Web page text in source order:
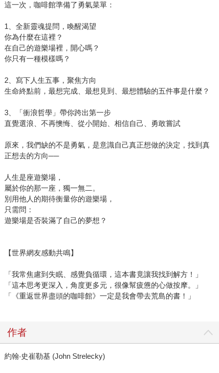
這一次，咖啡館準備了勇氣菜單：
1、全新靈魂提問，喚醒渴望
你為什麼在這裡？
在自己的遊樂場裡，開心嗎？
你只有一種模樣嗎？
2、寫下人生五事，聚焦方向
生命終點前，最想完成、最想見到、最想體驗的五件事是什麼？
3、「衝浪哲學」帶你跨出第一步
直覺選浪、不再懊悔、從小開始、相信自己、勇敢嘗試
原來，我們缺的不是勇氣，是意識自己真正想做的決定，找到真
正想去的方向──
人生是座遊樂場，
屬於你的那一座，獨一無二。
別用他人的期待衡量你的遊樂場，
只需問：
遊樂場是否裝滿了自己的夢想？
【世界網友感動共鳴】
「我常焦慮到失眠、感覺負循環，這本書竟讓我找到解方！」
「這本思考更深入，角度更多元，很像幫疲憊的心做按摩。」
「《重返世界盡頭的咖啡館》一定是我會帶去荒島的書！」
作者
約翰‧史崔勒基 (John Strelecky)